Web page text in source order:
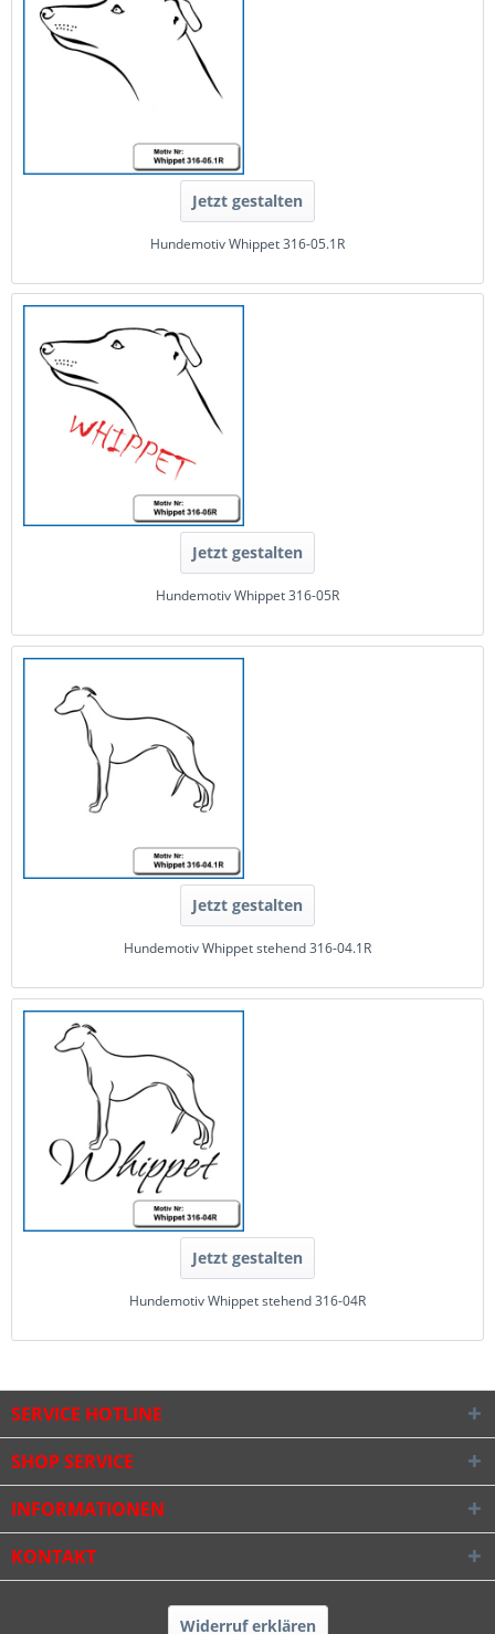
Jetzt gestalten
Hundemotiv Whippet 316-05.1R
Jetzt gestalten
Hundemotiv Whippet 316-05R
Jetzt gestalten
Hundemotiv Whippet stehend 316-04.1R
Jetzt gestalten
Hundemotiv Whippet stehend 316-04R
SERVICE HOTLINE
SHOP SERVICE
INFORMATIONEN
KONTAKT
Widerruf erklären